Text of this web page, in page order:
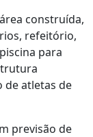
construída,
refeitório,
para
de atletas de
previsão de